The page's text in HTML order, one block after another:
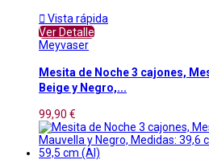
 Vista rápida
Ver Detalle
Meyvaser
Mesita de Noche 3 cajones,
Beige y Negro,...
99,90 €